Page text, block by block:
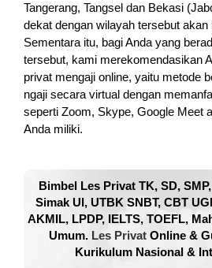
Tangerang, Tangsel dan Bekasi
dekat dengan wilayah tersebut
Sementara itu, bagi Anda yang
tersebut, kami merekomendasikan
privat mengaji online, yaitu metode
ngaji secara virtual dengan
seperti Zoom, Skype, Google Meet
Anda miliki.
Bimbel Les Privat TK, SD,
Simak UI, UTBK SNBT, CBT
AKMIL, LPDP, IELTS, TOEFL,
Umum. Les PrivatOnline &
Kurikulum Nasional &